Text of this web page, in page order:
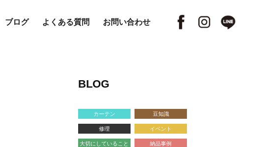
ブログ よくある質問 お問い合わせ
BLOG
カーテン 豆知識
修理 イベント
大切にしていること 納品事例